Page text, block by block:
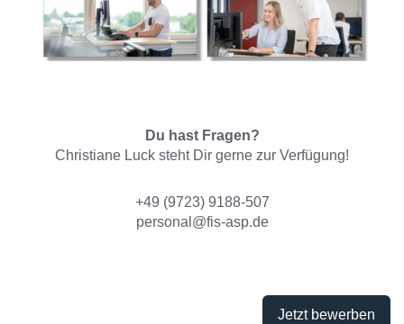
Du hast Fragen?
Christiane Luck steht Dir gerne zur Verfügung!
+49 (9723) 9188-507
personal@fis-asp.de
Jetzt bewerben